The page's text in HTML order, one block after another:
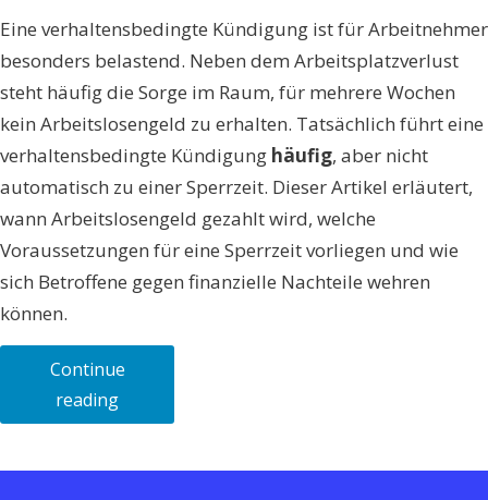
Eine verhaltensbedingte Kündigung ist für Arbeitnehmer
besonders belastend. Neben dem Arbeitsplatzverlust
steht häufig die Sorge im Raum, für mehrere Wochen
kein Arbeitslosengeld zu erhalten. Tatsächlich führt eine
verhaltensbedingte Kündigung häufig, aber nicht
automatisch zu einer Sperrzeit. Dieser Artikel erläutert,
wann Arbeitslosengeld gezahlt wird, welche
Voraussetzungen für eine Sperrzeit vorliegen und wie
sich Betroffene gegen finanzielle Nachteile wehren
können.
Continue
reading„Arbeitslosengeld
bei